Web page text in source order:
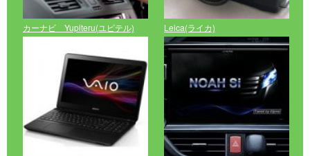
カーナビ Yupiteru(ユピテル) Leica(ライカ)